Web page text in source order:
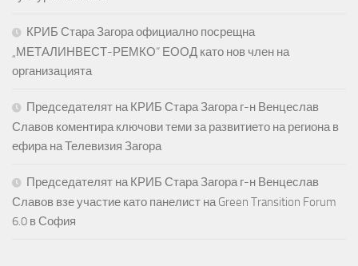
КРИБ Стара Загора официално посрещна
„МЕТАЛИНВЕСТ-РЕМКО“ ЕООД като нов член на
организацията
Председателят на КРИБ Стара Загора г-н Венцеслав
Славов коментира ключови теми за развитието на региона в
ефира на Телевизия Загора
Председателят на КРИБ Стара Загора г-н Венцеслав
Славов взе участие като панелист на Green Transition Forum
6.0 в София